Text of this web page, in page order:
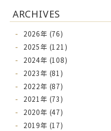
ARCHIVES
2026年 (76)
2025年 (121)
2024年 (108)
2023年 (81)
2022年 (87)
2021年 (73)
2020年 (47)
2019年 (17)